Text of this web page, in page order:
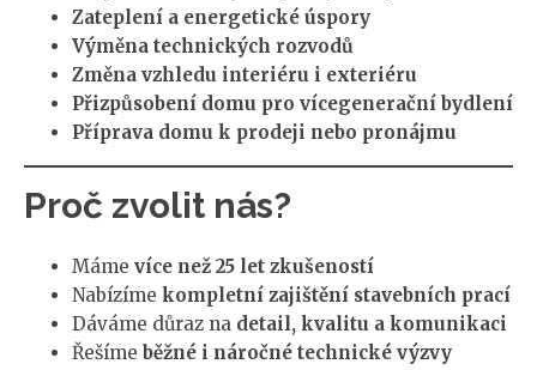
Zateplení a energetické úspory
Výměna technických rozvodů
Změna vzhledu interiéru i exteriéru
Přizpůsobení domu pro vícegenerační bydlení
Příprava domu k prodeji nebo pronájmu
Proč zvolit nás?
Máme více než 25 let zkušeností
Nabízíme kompletní zajištění stavebních prací
Dáváme důraz na detail, kvalitu a komunikaci
Řešíme běžné i náročné technické výzvy